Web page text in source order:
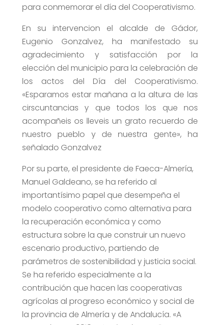
para conmemorar el día del Cooperativismo.
En su intervencion el alcalde de Gádor,
Eugenio Gonzalvez, ha manifestado su
agradecimiento y satisfacción por la
elección del municipio para la celebración de
los actos del Día del Cooperativismo.
«Esparamos estar mañana a la altura de las
cirscuntancias y que todos los que nos
acompañeis os lleveis un grato recuerdo de
nuestro pueblo y de nuestra gente», ha
señalado Gonzalvez
Por su parte, el presidente de Faeca-Almería,
Manuel Galdeano, se ha referido al
importantísimo papel que desempeña el
modelo cooperativo como alternativa para
la recuperación económica y como
estructura sobre la que construir un nuevo
escenario productivo, partiendo de
parámetros de sostenibilidad y justicia social.
Se ha referido especialmente a la
contribución que hacen las cooperativas
agrícolas al progreso económico y social de
la provincia de Almería y de Andalucía. «A